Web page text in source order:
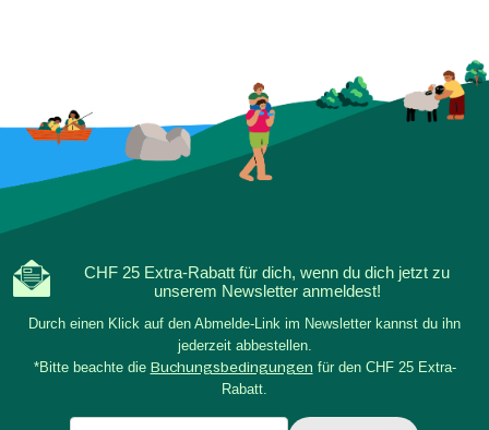
CHF 25 Extra-Rabatt für dich, wenn du dich jetzt zu
unserem Newsletter anmeldest!
Durch einen Klick auf den Abmelde-Link im Newsletter kannst du ihn
jederzeit abbestellen.
*Bitte beachte die Buchungsbedingungen für den CHF 25 Extra-
Rabatt.